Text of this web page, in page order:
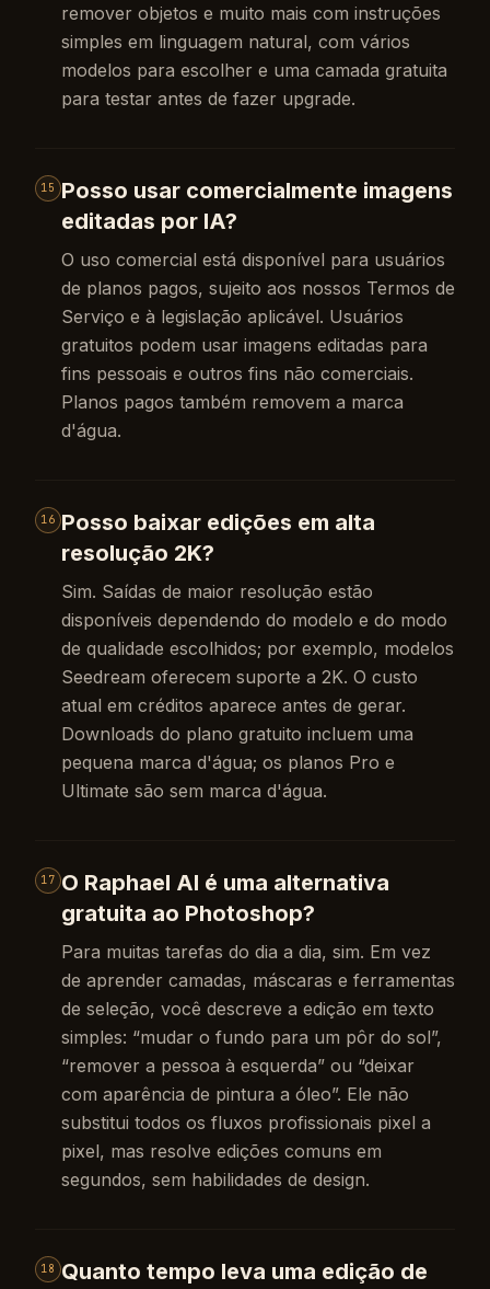
remover objetos e muito mais com instruções
simples em linguagem natural, com vários
modelos para escolher e uma camada gratuita
para testar antes de fazer upgrade.
15
Posso usar comercialmente imagens
editadas por IA?
O uso comercial está disponível para usuários
de planos pagos, sujeito aos nossos Termos de
Serviço e à legislação aplicável. Usuários
gratuitos podem usar imagens editadas para
fins pessoais e outros fins não comerciais.
Planos pagos também removem a marca
d'água.
16 Posso baixar edições em alta
resolução 2K?
Sim. Saídas de maior resolução estão
disponíveis dependendo do modelo e do modo
de qualidade escolhidos; por exemplo, modelos
Seedream oferecem suporte a 2K. O custo
atual em créditos aparece antes de gerar.
Downloads do plano gratuito incluem uma
pequena marca d'água; os planos Pro e
Ultimate são sem marca d'água.
17 O Raphael AI é uma alternativa
gratuita ao Photoshop?
Para muitas tarefas do dia a dia, sim. Em vez
de aprender camadas, máscaras e ferramentas
de seleção, você descreve a edição em texto
simples: “mudar o fundo para um pôr do sol”,
“remover a pessoa à esquerda” ou “deixar
com aparência de pintura a óleo”. Ele não
substitui todos os fluxos profissionais pixel a
pixel, mas resolve edições comuns em
segundos, sem habilidades de design.
18
Quanto tempo leva uma edição de